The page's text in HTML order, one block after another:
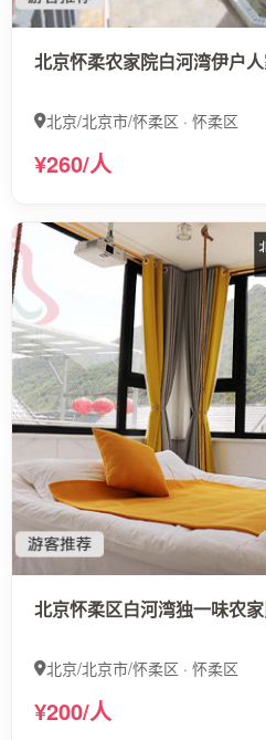
北京怀柔农家院白河湾伊户
北京/北京市/怀柔区 · 怀柔区
¥260/人
北京怀柔区白河湾独一味农
北京/北京市/怀柔区 · 怀柔区
¥200/人